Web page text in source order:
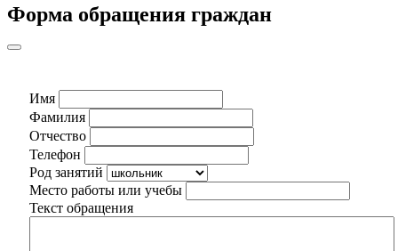
Форма обращения граждан
Имя
Фамилия
Отчество
Телефон
Род занятий
Место работы или учебы
Текст обращения